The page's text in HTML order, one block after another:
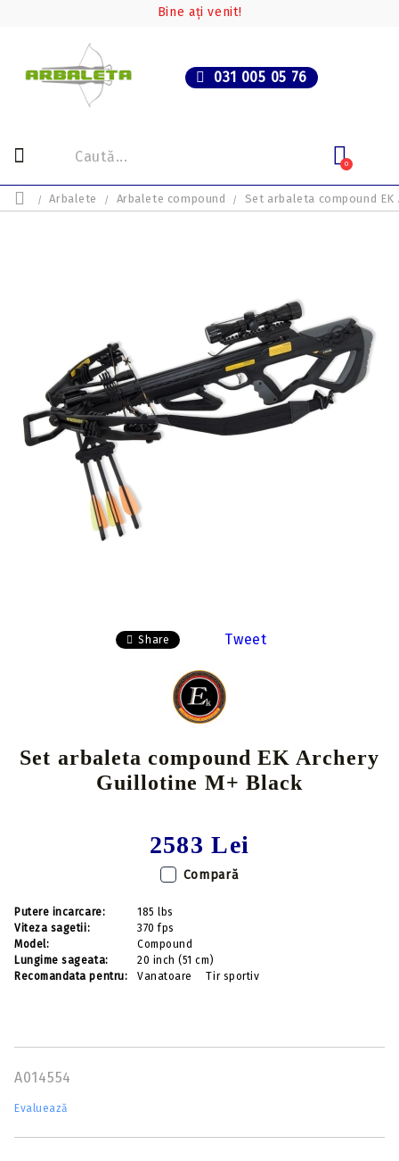
Bine ați venit!
031 005 05 76
0
Arbalete Arbalete compound Set arbaleta compound
Share Tweet
Set arbaleta compound EK Archery
Guillotine M+ Black
2583 Lei
Putere incarcare:
185 lbs
Viteza sagetii:
370 fps
Model:
Compound
Lungime sageata:
20 inch (51 cm)
Recomandata pentru:
Vanatoare Tir sportiv
A014554
Evaluează
Compară